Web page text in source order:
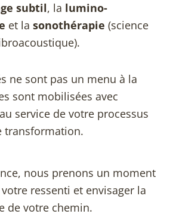
subtil, la lumino-
et la sonothérapie (science
ne sont pas un menu à la
sont mobilisées avec
service de votre processus
transformation.
nous prenons un moment
ressenti et envisager la
de votre chemin.